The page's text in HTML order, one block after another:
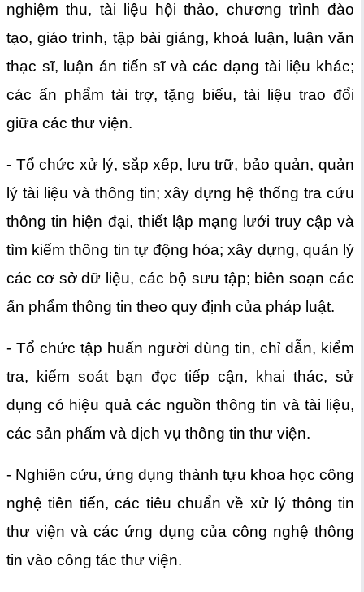
nghiệm thu, tài liệu hội thảo, chương trình đào
tạo, giáo trình, tập bài giảng, khoá luận, luận văn
thạc sĩ, luận án tiến sĩ và các dạng tài liệu khác;
các ấn phẩm tài trợ, tặng biếu, tài liệu trao đổi
giữa các thư viện.
- Tổ chức xử lý, sắp xếp, lưu trữ, bảo quản, quản
lý tài liệu và thông tin; xây dựng hệ thống tra cứu
thông tin hiện đại, thiết lập mạng lưới truy cập và
tìm kiếm thông tin tự động hóa; xây dựng, quản lý
các cơ sở dữ liệu, các bộ sưu tập; biên soạn các
ấn phẩm thông tin theo quy định của pháp luật.
- Tổ chức tập huấn người dùng tin, chỉ dẫn, kiểm
tra, kiểm soát bạn đọc tiếp cận, khai thác, sử
dụng có hiệu quả các nguồn thông tin và tài liệu,
các sản phẩm và dịch vụ thông tin thư viện.
- Nghiên cứu, ứng dụng thành tựu khoa học công
nghệ tiên tiến, các tiêu chuẩn về xử lý thông tin
thư viện và các ứng dụng của công nghệ thông
tin vào công tác thư viện.